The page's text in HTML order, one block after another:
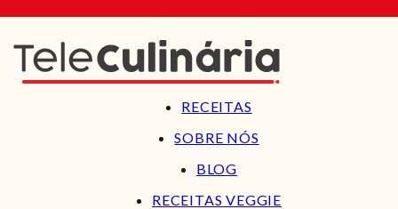
RECEITAS
SOBRE NÓS
BLOG
RECEITAS VEGGIE